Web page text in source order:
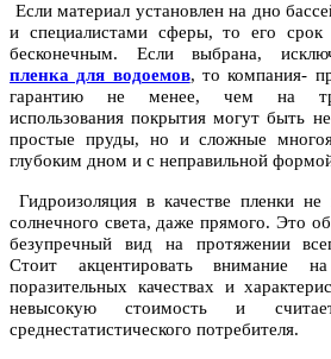
Если материал установлен на дно
и специалистами сферы, то его
бесконечным. Если выбрана,
пленка для водоемов, то компания-
гарантию не менее, чем на
использования покрытия могут быть
простые пруды, но и сложные
глубоким дном и с неправильной
Гидроизоляция в качестве пленки
солнечного света, даже прямого. Это
безупречный вид на протяжении
Стоит акцентировать
поразительных качествах и
невысокую стоимость и
среднестатистического потребителя.